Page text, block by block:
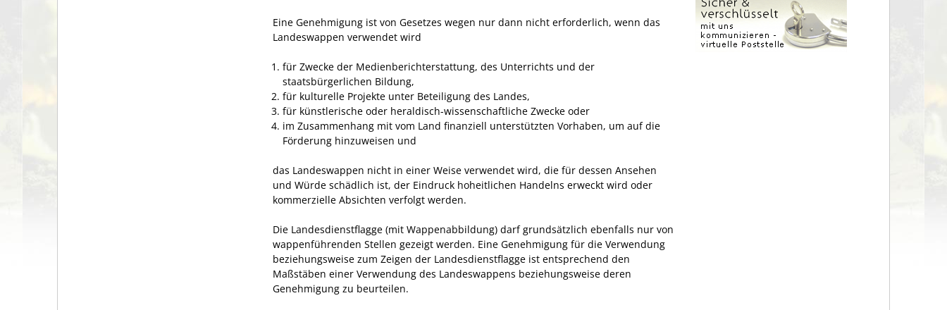
Eine Genehmigung ist von Gesetzes wegen nur dann nicht erforderlich, wenn das
Landeswappen verwendet wird
für Zwecke der Medienberichterstattung, des Unterrichts und der
staatsbürgerlichen Bildung,
für kulturelle Projekte unter Beteiligung des Landes,
für künstlerische oder heraldisch-wissenschaftliche Zwecke oder
im Zusammenhang mit vom Land finanziell unterstützten Vorhaben, um auf die
Förderung hinzuweisen und
das Landeswappen nicht in einer Weise verwendet wird, die für dessen Ansehen
und Würde schädlich ist, der Eindruck hoheitlichen Handelns erweckt wird oder
kommerzielle Absichten verfolgt werden.
Die Landesdienstflagge (mit Wappenabbildung) darf grundsätzlich ebenfalls nur von
wappenführenden Stellen gezeigt werden. Eine Genehmigung für die Verwendung
beziehungsweise zum Zeigen der Landesdienstflagge ist entsprechend den
Maßstäben einer Verwendung des Landeswappens beziehungsweise deren
Genehmigung zu beurteilen.